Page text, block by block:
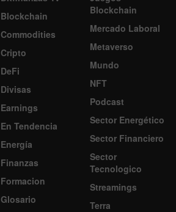
Blockchain
Commodities
Cripto
DeFi
Divisas
Earnings
En Tendencia
Energía
Finanzas
Formacion
Glosario
Blockchain
Mercado Laboral
Metaverso
Mundo
NFT
Podcast
Sector Energético
Sector Financiero
Sector
Tecnologico
Streamings
Terra